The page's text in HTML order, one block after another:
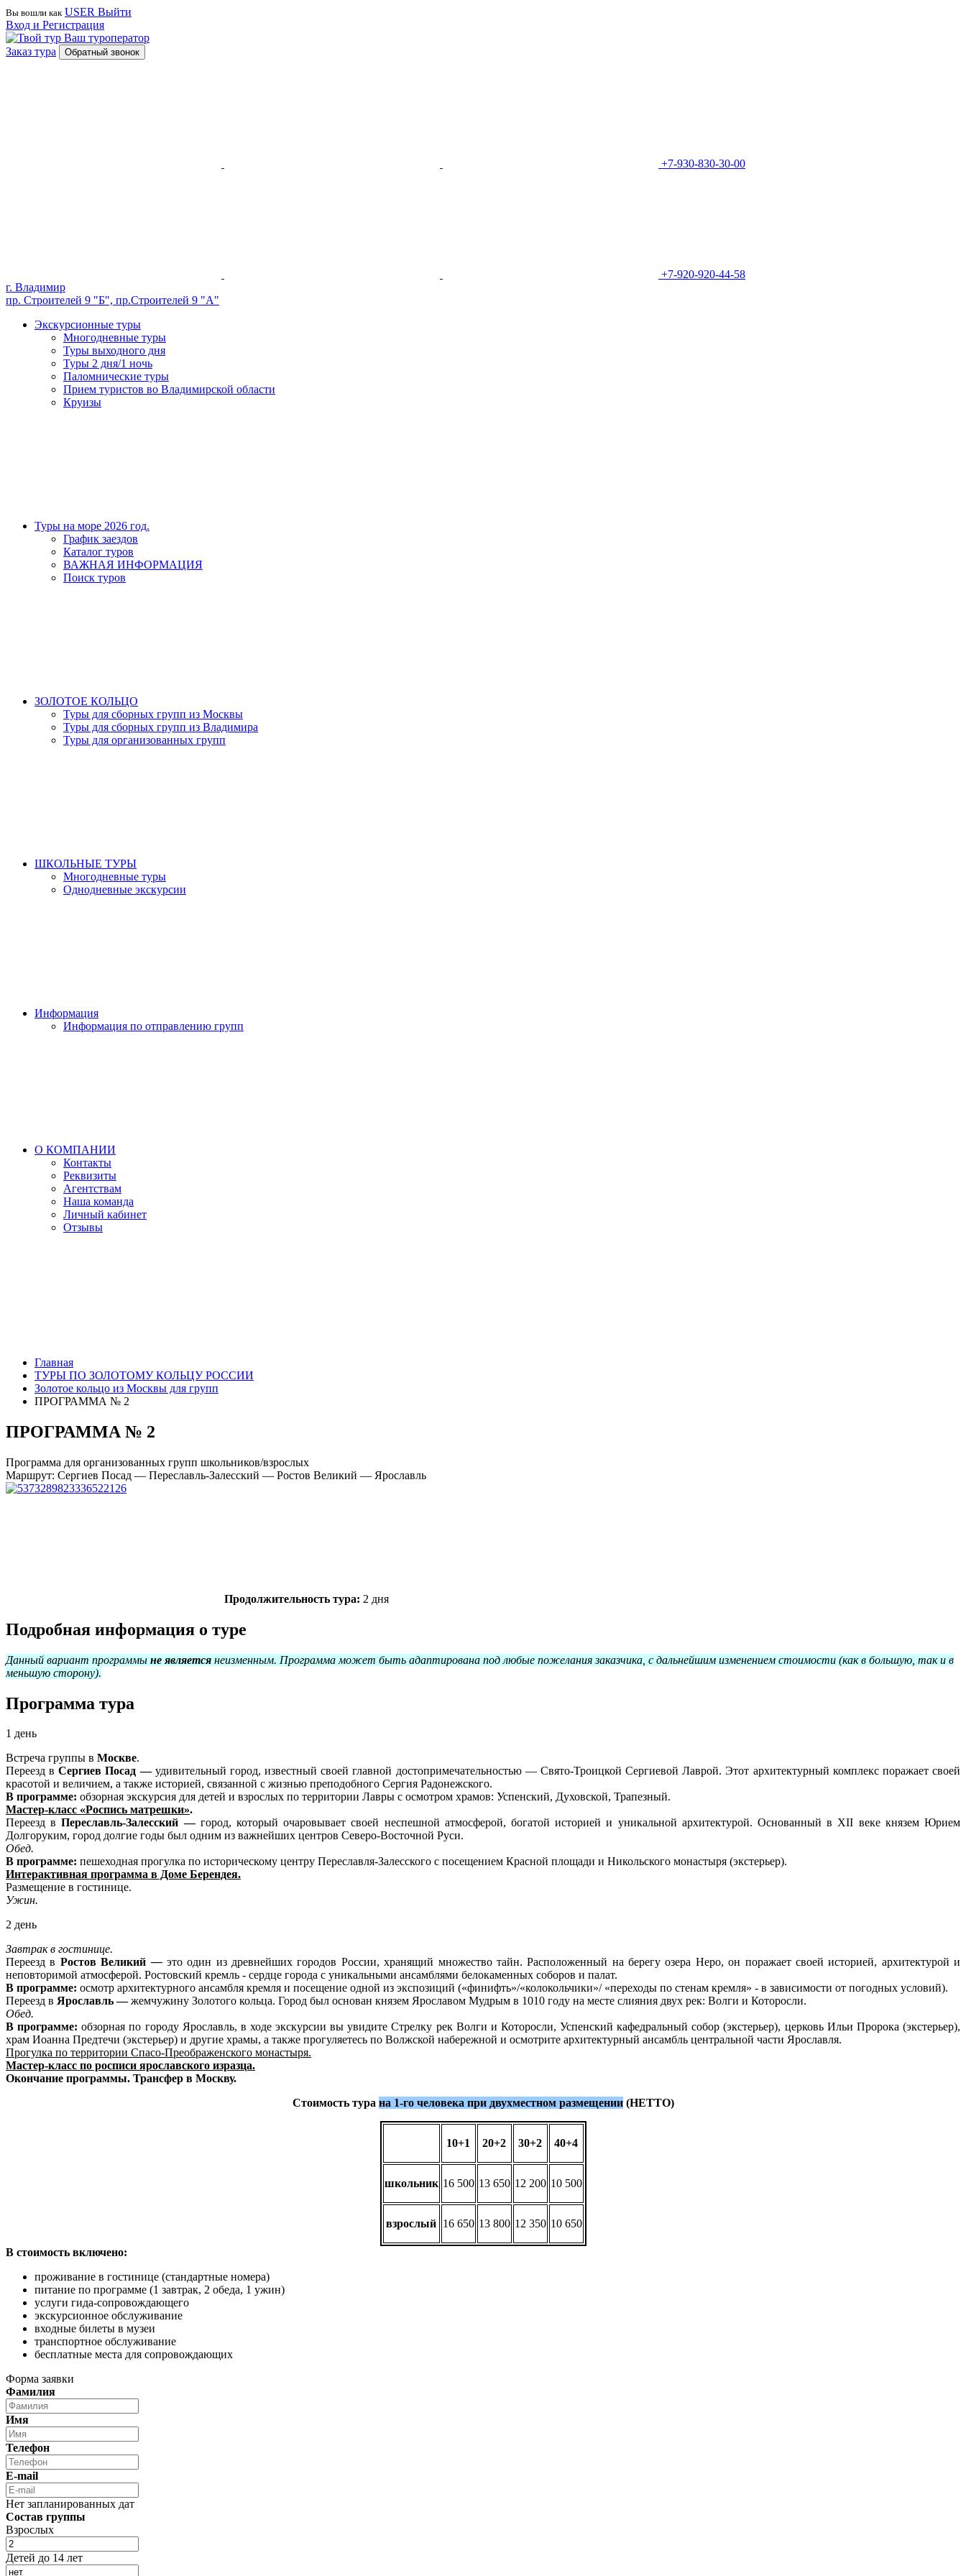
Вы вошли как USER Выйти
Вход и Регистрация
Ваш туроператор
Заказ тура
Обратный звонок
+7-930-830-30-00
+7-920-920-44-58
г. Владимир
пр. Строителей 9 "Б", пр.Строителей 9 "А"
Экскурсионные туры
Многодневные туры
Туры выходного дня
Туры 2 дня/1 ночь
Паломнические туры
Прием туристов во Владимирской области
Круизы
Туры на море 2026 год.
График заездов
Каталог туров
ВАЖНАЯ ИНФОРМАЦИЯ
Поиск туров
ЗОЛОТОЕ КОЛЬЦО
Туры для сборных групп из Москвы
Туры для сборных групп из Владимира
Туры для организованных групп
ШКОЛЬНЫЕ ТУРЫ
Многодневные туры
Однодневные экскурсии
Информация
Информация по отправлению групп
О КОМПАНИИ
Контакты
Реквизиты
Агентствам
Наша команда
Личный кабинет
Отзывы
Главная
ТУРЫ ПО ЗОЛОТОМУ КОЛЬЦУ РОССИИ
Золотое кольцо из Москвы для групп
ПРОГРАММА № 2
ПРОГРАММА № 2
Программа для организованных групп школьников/взрослых
Маршрут: Сергиев Посад — Переславль-Залесский — Ростов Великий — Ярославль
Продолжительность тура: 2 дня
Подробная информация о туре
Данный вариант программы не является неизменным. Программа может быть адаптирована под любые пожелания заказчика, с дальнейшим изменением стоимости (как в большую, так и в
меньшую сторону).
Программа тура
1 день
Встреча группы в Москве.
Переезд вСергиев Посад — удивительный город, известный своей главной достопримечательностью — Свято-Троицкой Сергиевой Лаврой. Этот архитектурный комплекс поражает своей
красотой и величием, а также историей, связанной с жизнью преподобного Сергия Радонежского.
В программе: обзорная экскурсия для детей и взрослых по территории Лавры с осмотром храмов: Успенский, Духовской, Трапезный.
Мастер-класс «Роспись матрешки».
Переезд вПереславль-Залесский —город, который очаровывает своей неспешной атмосферой, богатой историей и уникальной архитектурой. Основанный в XII веке князем Юрием
Долгоруким, город долгие годы был одним из важнейших центров Северо-Восточной Руси.
Обед.
В программе: пешеходная прогулка по историческому центру Переславля-Залесского с посещением Красной площади и Никольского монастыря (экстерьер).
Интерактивная программа в Доме Берендея.
Размещение в гостинице.
Ужин.
2 день
Завтрак в гостинице.
Переезд в Ростов Великий— это один из древнейших городов России, хранящий множество тайн. Расположенный на берегу озера Неро, он поражает своей историей, архитектурой и
неповторимой атмосферой. Ростовский кремль - сердце города с уникальными ансамблями белокаменных соборов и палат.
В программе: осмотр архитектурного ансамбля кремля и посещение одной из экспозиций («финифть»/«колокольчики»/ «переходы по стенам кремля» - в зависимости от погодных условий).
Переезд в Ярославль —жемчужину Золотого кольца. Город был основан князем Ярославом Мудрым в 1010 году на месте слияния двух рек: Волги и Которосли.
Обед.
В программе:обзорная по городу Ярославль, в ходе экскурсии вы увидите Стрелку рек Волги и Которосли, Успенский кафедральный собор (экстерьер), церковь Ильи Пророка (экстерьер),
храм Иоанна Предтечи (экстерьер) и другие храмы, а также прогуляетесь по Волжской набережной и осмотрите архитектурный ансамбль центральной части Ярославля.
Прогулка по территории Спасо-Преображенского монастыря.
Мастер-класс по росписи ярославского изразца.
Окончание программы. Трансфер в Москву.
Стоимость тура на 1-го человека при двухместном размещении(НЕТТО)
10+1 20+2 30+2 40+4
школьник 16 500 13 650 12 200 10 500
взрослый 16 650 13 800 12 350 10 650
В стоимость включено:
проживание в гостинице (стандартные номера)
питание по программе (1 завтрак, 2 обеда, 1 ужин)
услуги гида-сопровождающего
экскурсионное обслуживание
входные билеты в музеи
транспортное обслуживание
бесплатные места для сопровождающих
Форма заявки
Фамилия
Имя
Телефон
E-mail
Нет запланированных дат
Состав группы
Взрослых
Детей до 14 лет